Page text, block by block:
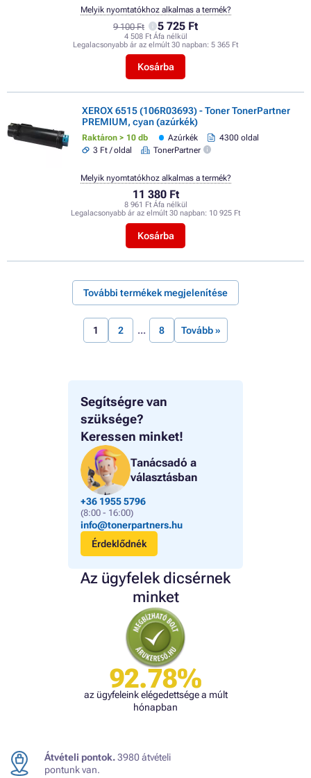
Segítségre van
szüksége?
Keressen minket!
Tanácsadó a
választásban
+36 1955 5796
(8:00 - 16:00)
info@tonerpartners.hu
Érdeklődnék
Az ügyfelek dicsérnek
minket
92.78%
az ügyfeleink elégedettsége a múlt
hónapban
9 100 Ft 5 725 Ft
4 508 Ft Áfa nélkül
Legalacsonyabb ár az elmúlt 30 napban: 5 365 Ft
Kosárba
Melyik nyomtatókhoz alkalmas a termék?
XEROX 6515 (106R03693) - Toner TonerPartner
PREMIUM, cyan (azúrkék)
Raktáron > 10 db Azúrkék
4300 oldal
3 Ft / oldal
TonerPartner
11 380 Ft
8 961 Ft Áfa nélkül
Legalacsonyabb ár az elmúlt 30 napban: 10 925 Ft
Kosárba
Melyik nyomtatókhoz alkalmas a termék?
További termékek megjelenítése
1 2 8 Tovább »
Átvételi pontok.3980 átvételi
pontunk van.